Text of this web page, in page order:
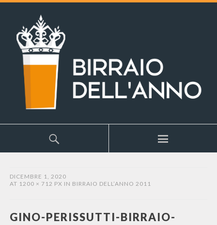
DICEMBRE 1, 2020
AT 1200 × 712 PX IN BIRRAIO DELL’ANNO 2011
GINO-PERISSUTTI-BIRRAIO-